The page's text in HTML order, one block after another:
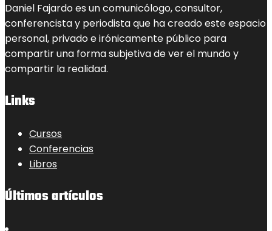
Daniel Fajardo es un comunicólogo, consultor,
conferencista y periodista que ha creado este espacio
personal, privado e irónicamente público para
compartir una forma subjetiva de ver el mundo y
compartir la realidad.
Links
Cursos
Conferencias
Libros
Últimos artículos